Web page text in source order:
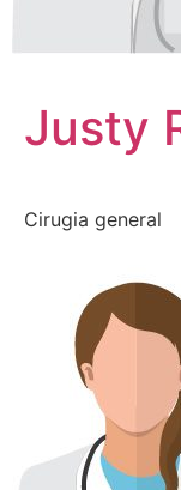
Justy
Cirugia general